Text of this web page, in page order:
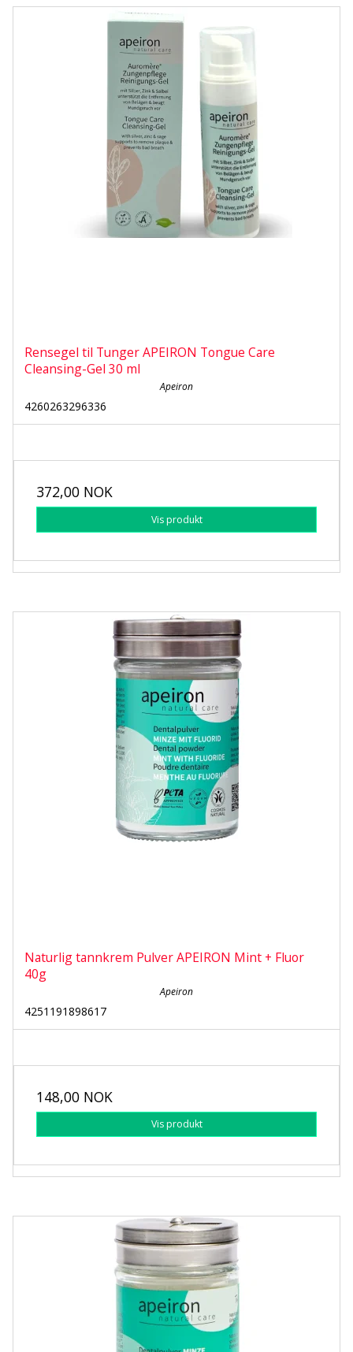
Rensegel til Tunger APEIRON Tongue Care
Cleansing-Gel 30 ml
Apeiron
4260263296336
372,00 NOK
Vis produkt
Naturlig tannkrem Pulver APEIRON Mint + Fluor
40g
Apeiron
4251191898617
148,00 NOK
Vis produkt